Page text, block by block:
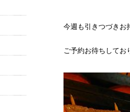
今週も引きつづきお
ご予約お待ちしてお